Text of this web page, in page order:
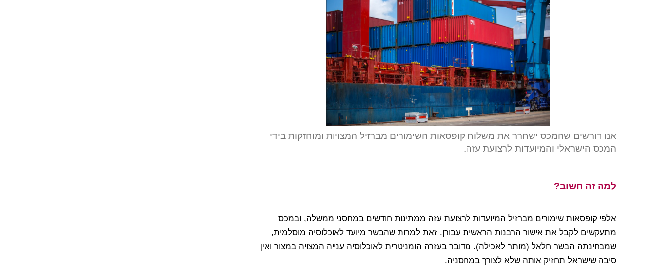
אנו דורשים שהמכס ישחרר את משלוח קופסאות השימורים מברזיל המצויות ומוחזקות בידי
המכס הישראלי והמיועדות לרצועת עזה.
למה זה חשוב?
אלפי קופסאות שימורים מברזיל המיועדות לרצועת עזה ממתינות חודשים במחסני ממשלה, ובמכס
מתעקשים לקבל את אישור הרבנות הראשית עבורן. זאת למרות שהבשר מיועד לאוכלוסיה מוסלמית,
שמבחינתה הבשר חלאל (מותר לאכילה). מדובר בעזרה הומניטרית לאוכלוסיה ענייה המצויה במצור ואין
סיבה שישראל תחזיק אותה שלא לצורך במחסניה.